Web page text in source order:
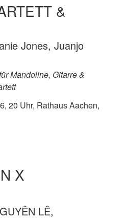
&
Jones, Juanjo
Mandoline, Gitarre &
20 Uhr, Rathaus Aachen,
X
LÊ,